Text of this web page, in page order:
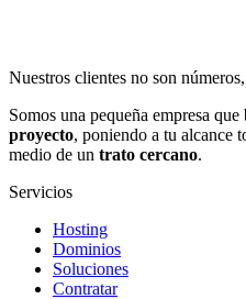
Nuestros clientes no son
Somos una pequeña empresa que
proyecto, poniendo a tu alcance
medio de un trato cercano.
Servicios
Hosting
Dominios
Soluciones
Contratar